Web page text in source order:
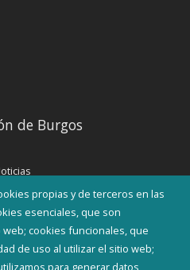
propias y de terceros en las
esenciales, que son
cookies funcionales, que
de uso al utilizar el sitio web;
de Burgos
Municipal
de interés
SESIÓN